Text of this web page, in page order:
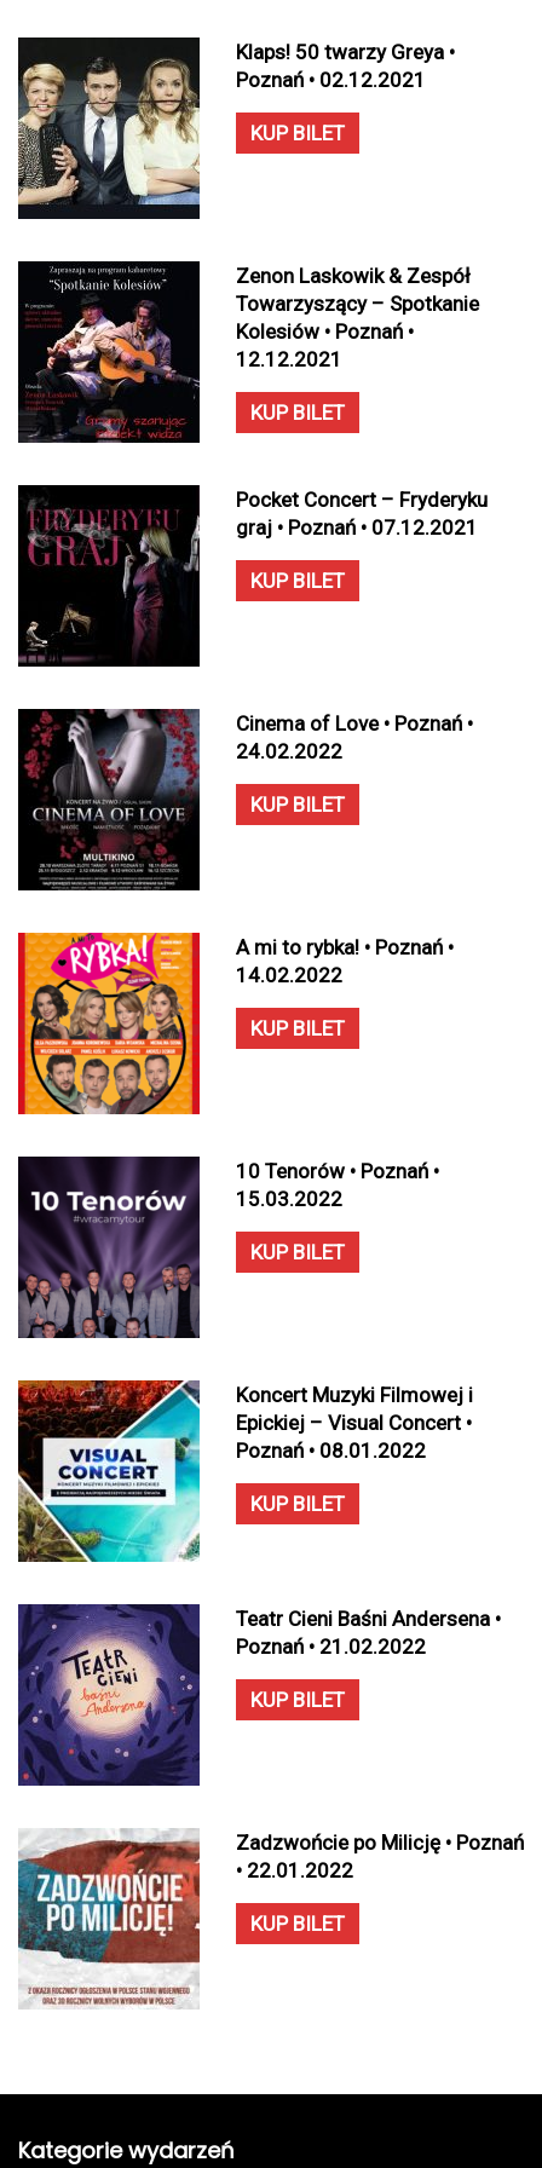
Klaps! 50 twarzy Greya •
Poznań • 02.12.2021
KUP BILET
Zenon Laskowik & Zespół
Towarzyszący – Spotkanie
Kolesiów • Poznań •
12.12.2021
KUP BILET
Pocket Concert – Fryderyku
graj • Poznań • 07.12.2021
KUP BILET
Cinema of Love • Poznań •
24.02.2022
KUP BILET
A mi to rybka! • Poznań •
14.02.2022
KUP BILET
10 Tenorów • Poznań •
15.03.2022
KUP BILET
Koncert Muzyki Filmowej i
Epickiej – Visual Concert •
Poznań • 08.01.2022
KUP BILET
Teatr Cieni Baśni Andersena •
Poznań • 21.02.2022
KUP BILET
Zadzwońcie po Milicję • Poznań
• 22.01.2022
KUP BILET
Kategorie wydarzeń